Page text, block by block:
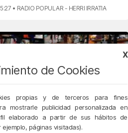
• RADIO POPULAR - HERRI IRRATIA
X
de Cookies
propias y de terceros para fines
mostrarle publicidad personalizada en
elaborado a partir de sus hábitos de
páginas visitadas).